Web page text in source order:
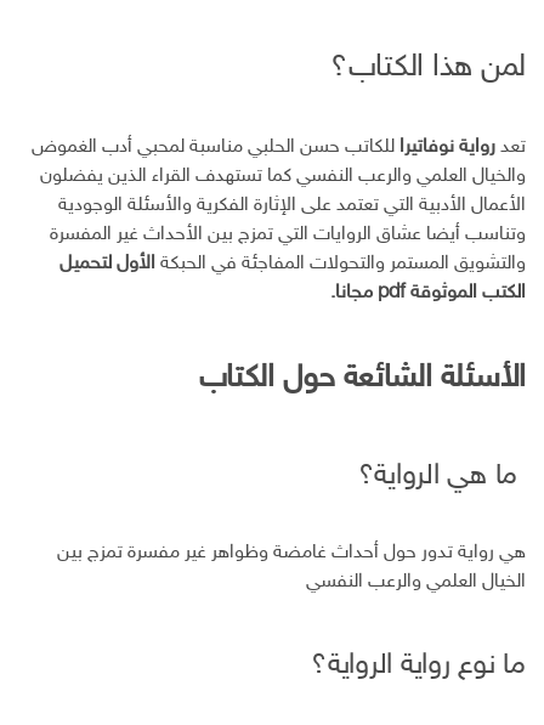
لمن هذا الكتاب؟
تعد رواية نوفاتيرا للكاتب حسن الحلبي مناسبة لمحبي أدب الغموض
والخيال العلمي والرعب النفسي كما تستهدف القراء الذين يفضلون
الأعمال الأدبية التي تعتمد على الإثارة الفكرية والأسئلة الوجودية
وتناسب أيضا عشاق الروايات التي تمزج بين الأحداث غير المفسرة
والتشويق المستمر والتحولات المفاجئة في الحبكة الأول لتحميل
الكتب الموثوقة pdf مجانا.
الأسئلة الشائعة حول الكتاب
ما هي الرواية؟
هي رواية تدور حول أحداث غامضة وظواهر غير مفسرة تمزج بين
الخيال العلمي والرعب النفسي
ما نوع رواية الرواية؟